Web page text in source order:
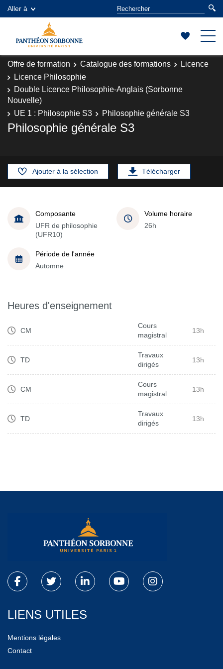
Aller à
Offre de formation Catalogue des formations
Licence
Licence Philosophie
Double Licence Philosophie-Anglais (Sorbonne
Nouvelle)
UE 1 : Philosophie S3
Philosophie générale S3
Philosophie générale S3
Ajouter à la sélection Télécharger
Composante
UFR de philosophie
(UFR10)
Volume horaire
26h
Période de l'année
Automne
Heures d'enseignement
CM
Cours
magistral
13h
TD
Travaux
dirigés
13h
CM
Cours
magistral
13h
TD
Travaux
dirigés
13h
LIENS UTILES
Mentions légales
Contact